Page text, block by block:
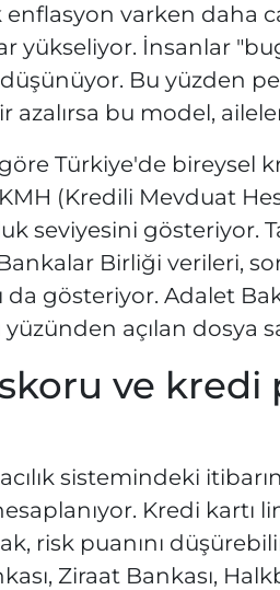
varken daha
yükseliyor. İnsanlar
Bu yüzden
azalırsa bu model,
Türkiye'de bireysel
(Kredili Mevduat
seviyesini gösteriyor.
Birliği verileri,
da gösteriyor. Adalet
açılan dosya
ve kredi
sistemindeki
Kredi kartı
risk puanını
Ziraat Bankası,